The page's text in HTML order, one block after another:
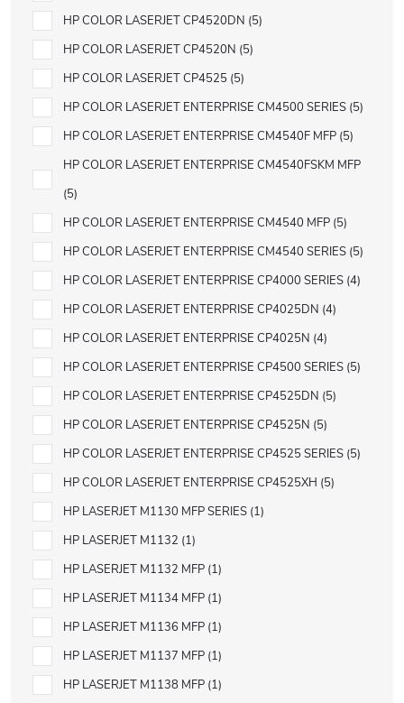
HP COLOR LASERJET CP4520DN 5
HP COLOR LASERJET CP4520N 5
HP COLOR LASERJET CP4525 5
HP COLOR LASERJET ENTERPRISE CM4500 SERIES 5
HP COLOR LASERJET ENTERPRISE CM4540F MFP 5
HP COLOR LASERJET ENTERPRISE CM4540FSKM MFP
5
HP COLOR LASERJET ENTERPRISE CM4540 MFP 5
HP COLOR LASERJET ENTERPRISE CM4540 SERIES 5
HP COLOR LASERJET ENTERPRISE CP4000 SERIES 4
HP COLOR LASERJET ENTERPRISE CP4025DN 4
HP COLOR LASERJET ENTERPRISE CP4025N 4
HP COLOR LASERJET ENTERPRISE CP4500 SERIES 5
HP COLOR LASERJET ENTERPRISE CP4525DN 5
HP COLOR LASERJET ENTERPRISE CP4525N 5
HP COLOR LASERJET ENTERPRISE CP4525 SERIES 5
HP COLOR LASERJET ENTERPRISE CP4525XH 5
HP LASERJET M1130 MFP SERIES 1
HP LASERJET M1132 1
HP LASERJET M1132 MFP 1
HP LASERJET M1134 MFP 1
HP LASERJET M1136 MFP 1
HP LASERJET M1137 MFP 1
HP LASERJET M1138 MFP 1